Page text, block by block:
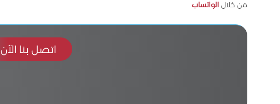
من خلال الواتساب
اتصل بنا الآن